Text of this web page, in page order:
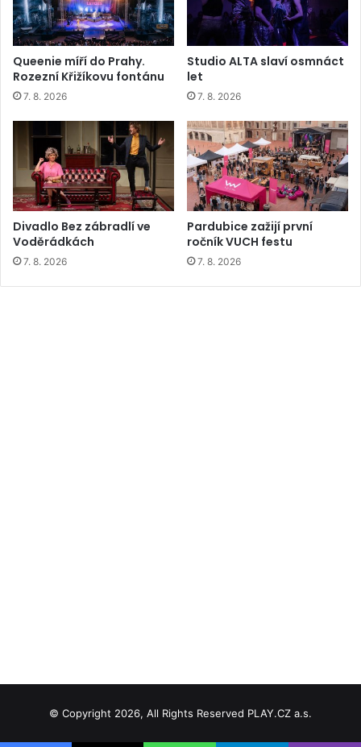
Queenie míří do Prahy.
Rozezní Křižíkovu fontánu
7. 8. 2026
Studio ALTA slaví osmnáct
let
7. 8. 2026
Divadlo Bez zábradlí ve
Voděrádkách
7. 8. 2026
Pardubice zažijí první
ročník VUCH festu
7. 8. 2026
© Copyright 2026, All Rights Reserved PLAY.CZ a.s.